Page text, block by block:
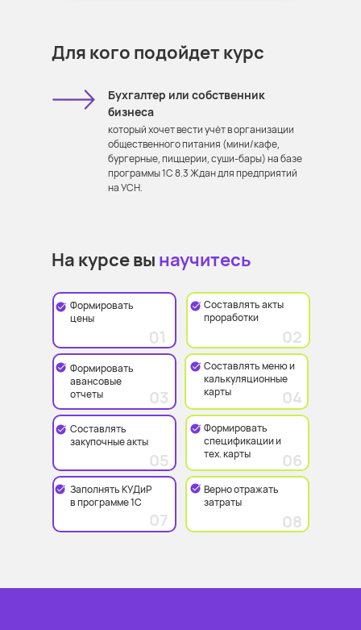
Для кого подойдет курс
Бухгалтер или собственник
бизнеса
который хочет вести учёт в организации
общественного питания (мини/кафе,
бургерные, пиццерии, суши-бары) на базе
программы 1С 8.3 Ждан для предприятий
на УСН.
На курсе вы научитесь
Формировать
авансовые
отчеты
Формировать
цены
Составлять акты
проработки
Составлять меню и
калькуляционные
карты
Составлять
закупочные акты
Формировать
спецификации и
тех. карты
Верно отражать
затраты
Заполнять КУДиР
в программе 1С
01 02
03 04
05 06
07 08